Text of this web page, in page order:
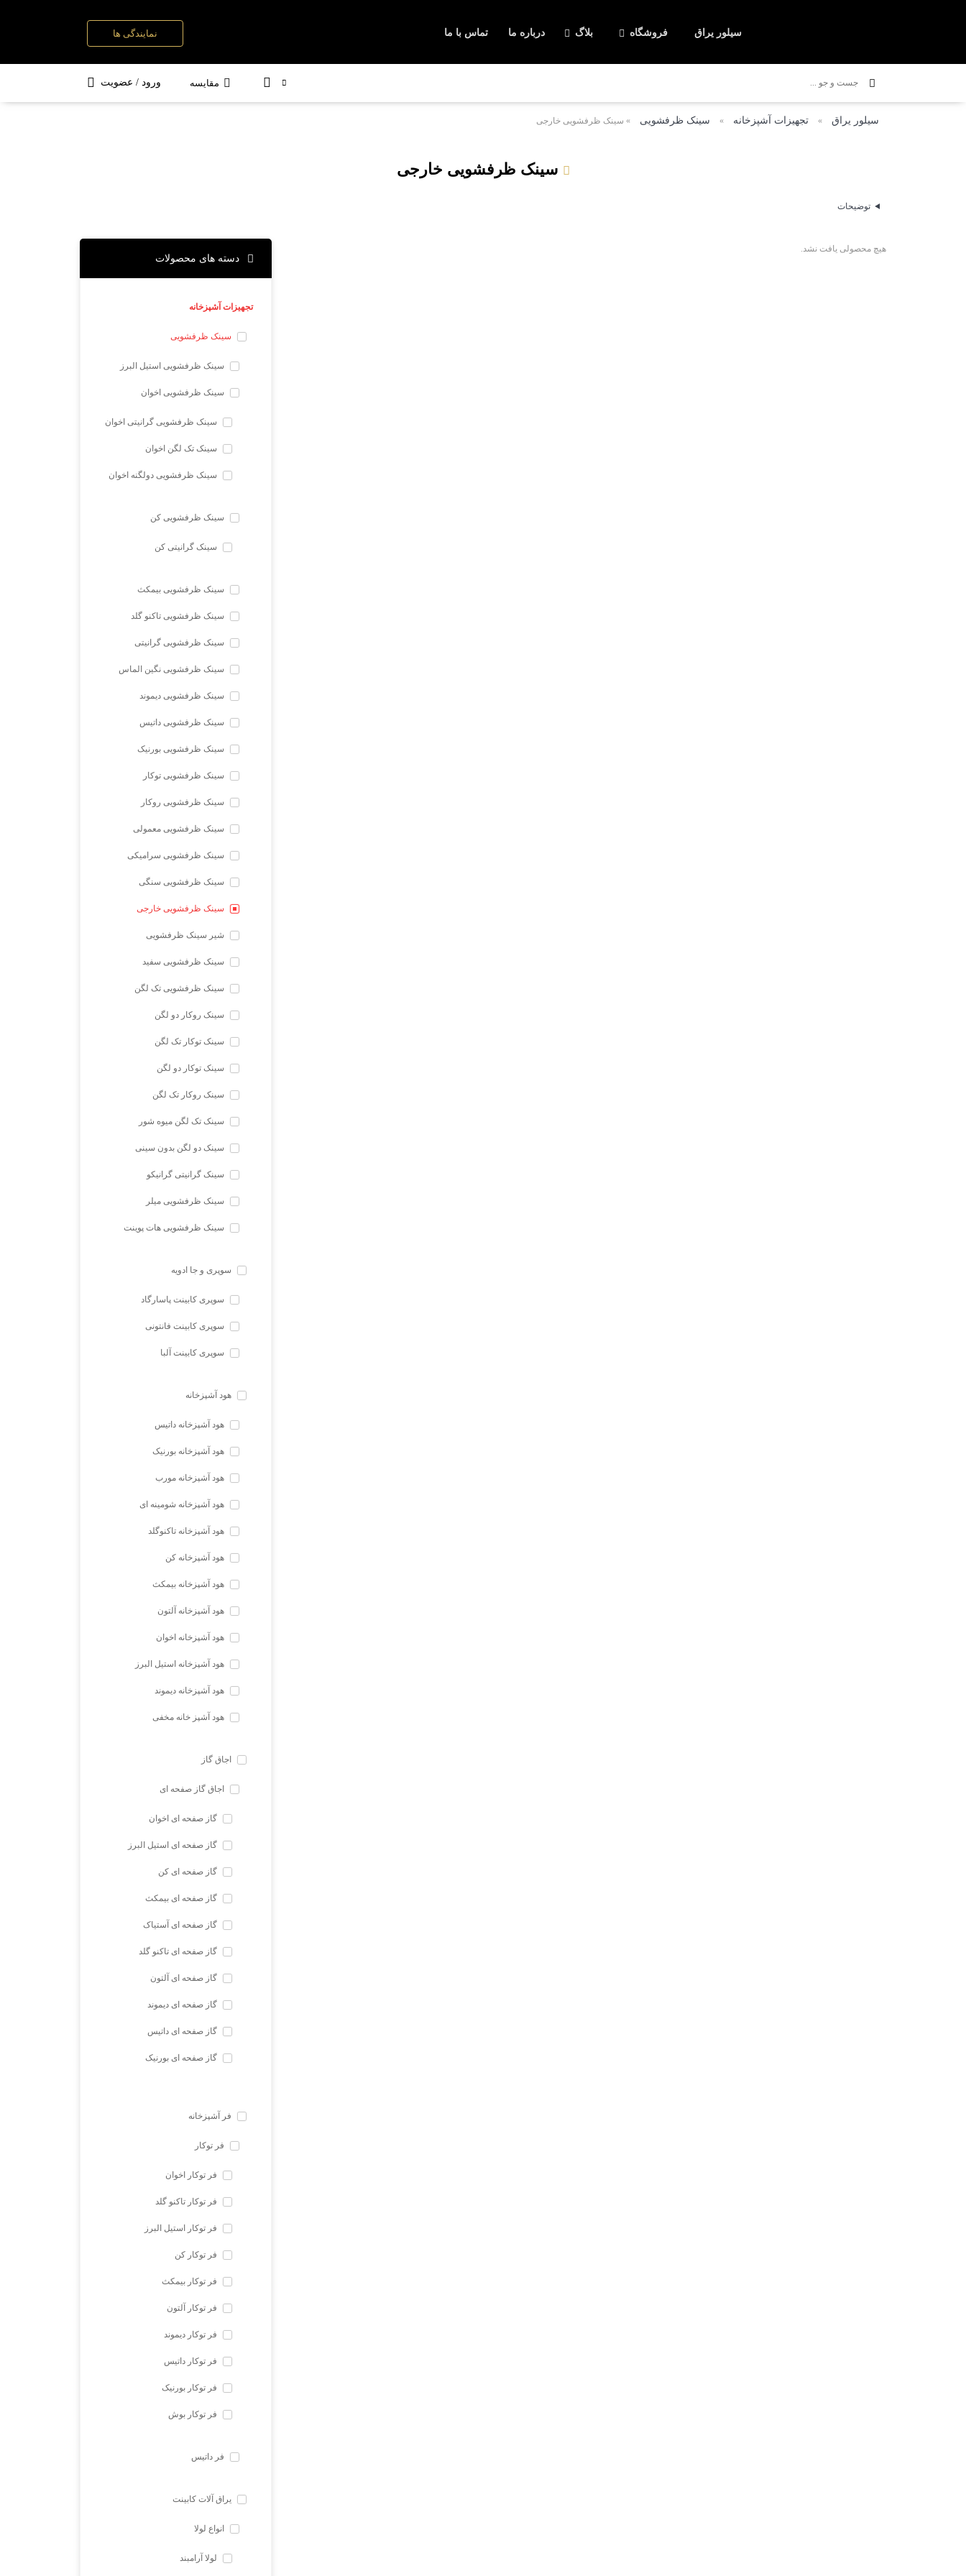
سیلور یراق فروشگاه بلاگ
شیرآلات ساختمانی دکوراسیون آشپزخانه لوازم و تجهیزات آشپزخانه
درباره ما تماس با ما نمایندگی ها
مقایسه ورود / عضویت
سیلور یراق » تجهیزات آشپزخانه » سینک ظرفشویی » سینک ظرفشویی خارجی
سینک ظرفشویی خارجی
توضیحات
هیچ محصولی یافت نشد.
دسته های محصولات
تجهیزات آشپزخانه
سینک ظرفشویی
سینک ظرفشویی استیل البرز
سینک ظرفشویی اخوان
سینک ظرفشویی گرانیتی اخوان
سینک تک لگن اخوان
سینک ظرفشویی دولگنه اخوان
سینک ظرفشویی کن
سینک گرانیتی کن
سینک ظرفشویی بیمکث
سینک ظرفشویی تاکنو گلد
سینک ظرفشویی گرانیتی
سینک ظرفشویی نگین الماس
سینک ظرفشویی دیموند
سینک ظرفشویی داتیس
سینک ظرفشویی بورنیک
سینک ظرفشویی توکار
سینک ظرفشویی روکار
سینک ظرفشویی معمولی
سینک ظرفشویی سرامیکی
سینک ظرفشویی سنگی
سینک ظرفشویی خارجی
شیر سینک ظرفشویی
سینک ظرفشویی سفید
سینک ظرفشویی تک لگن
سینک روکار دو لگن
سینک توکار تک لگن
سینک توکار دو لگن
سینک روکار تک لگن
سینک تک لگن میوه شور
سینک دو لگن بدون سینی
سینک گرانیتی گرانیکو
سینک ظرفشویی میلر
سینک ظرفشویی هات پوینت
سوپری و جا ادویه
سوپری کابینت پاسارگاد
سوپری کابینت فانتونی
سوپری کابینت آلبا
هود آشپزخانه
هود آشپزخانه داتیس
هود آشپزخانه بورنیک
هود آشپزخانه مورب
هود آشپزخانه شومینه ای
هود آشپزخانه تاکنوگلد
هود آشپزخانه کن
هود آشپزخانه بیمکث
هود آشپزخانه آلتون
هود آشپزخانه اخوان
هود آشپزخانه استیل البرز
هود آشپزخانه دیموند
هود آشپز خانه مخفی
اجاق گاز
اجاق گاز صفحه ای
گاز صفحه ای اخوان
گاز صفحه ای استیل البرز
گاز صفحه ای کن
گاز صفحه ای بیمکث
گاز صفحه ای آستیاک
گاز صفحه ای تاکنو گلد
گاز صفحه ای آلتون
گاز صفحه ای دیموند
گاز صفحه ای داتیس
گاز صفحه ای بورنیک
فر آشپزخانه
فر توکار
فر توکار اخوان
فر توکار تاکنو گلد
فر توکار استیل البرز
فر توکار کن
فر توکار بیمکث
فر توکار آلتون
فر توکار دیموند
فر توکار داتیس
فر توکار بورنیک
فر توکار بوش
فر داتیس
یراق آلات کابینت
انواع لولا
لولا آرامبند